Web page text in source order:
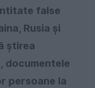
false
Rusia și
ştirea
documentele
persoane la